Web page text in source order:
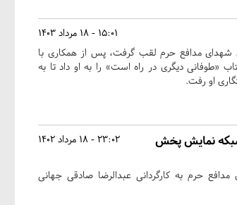
15:01 - 18 مرداد 1403
مدافع حرم لقب گرفت، پس از همکاری با
«طوفانی دیگری در راه است» را به او داد تا به
او رفت.
23:02 - 18 مرداد 1402
نمایش پخش
حرم به کارگردانی عبدالرضا صادقی جهانی